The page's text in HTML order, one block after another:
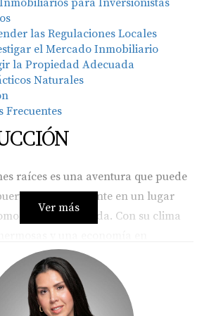
Inmobiliarios para Inversionistas
las Regulaciones Locales
el Mercado Inmobiliario
la Propiedad Adecuada
Naturales
Frecuentes
raíces es una aventura que puede
especialmente en un lugar
Broward, Florida. Con su clima
área se ha convertido en un imán
extranjeros. Sin embargo, dar
ser abrumador si no estás
Ver más